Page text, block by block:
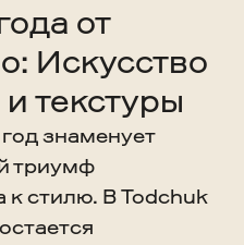
от
Искусство
текстуры
знаменует
триумф
к стилю. В Todchuk